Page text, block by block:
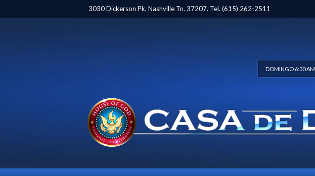
3030 Dickerson Pk, Nashville Tn. 37207. Tel. (615) 262-2511
DOMINGO 6:30 AM